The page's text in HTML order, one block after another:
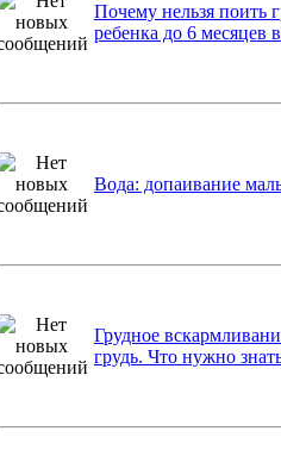
Почему нельзя поить
ребенка до 6 месяцев
Вода: допаивание
Грудное
грудь. Что нужно